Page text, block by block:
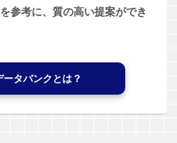
参考に、質の高い提案ができ
タバンクとは？